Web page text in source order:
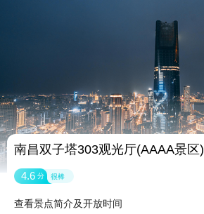
南昌双子塔303观光厅(AAAA景区)
4.6 分 很棒
查看景点简介及开放时间